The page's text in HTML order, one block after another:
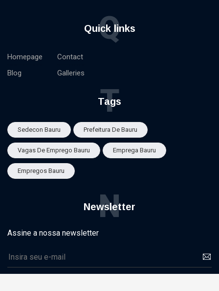
Quick links
Q
Homepage
Blog
Contact
Galleries
Tags
T
Sedecon Bauru Prefeitura De Bauru
Vagas De Emprego Bauru Emprega Bauru
Empregos Bauru
Newsletter
N
Assine a nossa newsletter